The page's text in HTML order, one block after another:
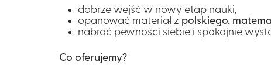
dobrze wejść w nowy etap nauki,
opanować materiał z polskiego,
nabrać pewności siebie i spokojnie
Co oferujemy?